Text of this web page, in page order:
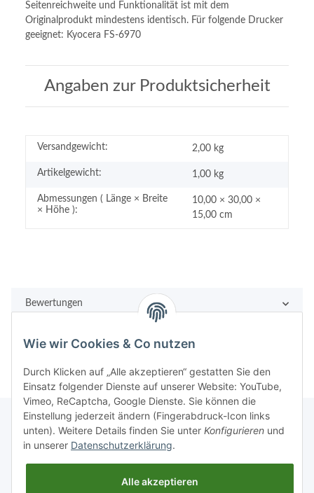
Seitenreichweite und Funktionalität ist mit dem
Originalprodukt mindestens identisch. Für folgende Drucker
geeignet: Kyocera FS-6970
Angaben zur Produktsicherheit
Versandgewicht: 2,00 kg
Artikelgewicht: 1,00 kg
Abmessungen ( Länge × Breite
× Höhe ):
10,00 × 30,00 ×
15,00 cm
Bewertungen
Rechtliches
Wie wir Cookies & Co nutzen
Durch Klicken auf „Alle akzeptieren“ gestatten Sie den
Einsatz folgender Dienste auf unserer Website: YouTube,
Vimeo, ReCaptcha, Google Dienste. Sie können die
Einstellung jederzeit ändern (Fingerabdruck-Icon links
unten). Weitere Details finden Sie unter Konfigurieren und
in unserer Datenschutzerklärung.
Alle akzeptieren